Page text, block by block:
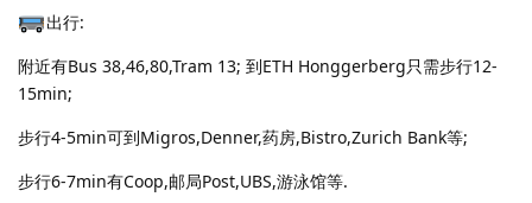
出行:
附近有Bus 38,46,80,Tram 13; 到ETH Honggerberg只需步行12-
15min;
步行4-5min可到Migros,Denner,药房,Bistro,Zurich Bank等;
步行6-7min有Coop,邮局Post,UBS,游泳馆等.